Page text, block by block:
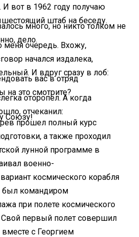
вот в 1962 году получаю
штаб на беседу.
много, но никто толком не
дело.
очередь. Вхожу,
начался издалека,
И вдруг сразу в лоб:
вас в отряд
на это смотрите?
оторопел. А когда
отчеканил:
Союзу!
прошел полный курс
а также проходил
лунной программе в
военно-
космического корабля
был командиром
при полете космического
первый полет совершил
вместе с Георгием